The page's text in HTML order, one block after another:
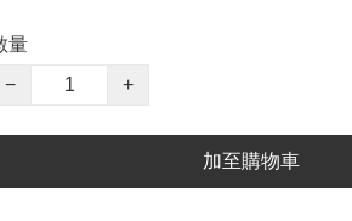
量
−
+
加至購物車